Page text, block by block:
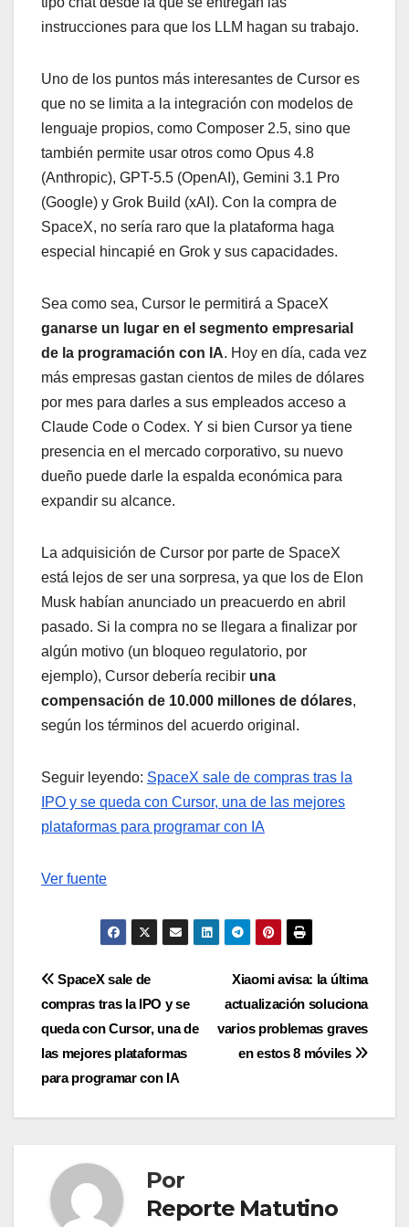
instrucciones para que los LLM hagan su trabajo.
Uno de los puntos más interesantes de Cursor es
que no se limita a la integración con modelos de
lenguaje propios, como Composer 2.5, sino que
también permite usar otros como Opus 4.8
(Anthropic), GPT-5.5 (OpenAI), Gemini 3.1 Pro
(Google) y Grok Build (xAI). Con la compra de
SpaceX, no sería raro que la plataforma haga
especial hincapié en Grok y sus capacidades.
Sea como sea, Cursor le permitirá a SpaceX
ganarse un lugar en el segmento empresarial
de la programación con IA. Hoy en día, cada vez
más empresas gastan cientos de miles de dólares
por mes para darles a sus empleados acceso a
Claude Code o Codex. Y si bien Cursor ya tiene
presencia en el mercado corporativo, su nuevo
dueño puede darle la espalda económica para
expandir su alcance.
La adquisición de Cursor por parte de SpaceX
está lejos de ser una sorpresa, ya que los de Elon
Musk habían anunciado un preacuerdo en abril
pasado. Si la compra no se llegara a finalizar por
algún motivo (un bloqueo regulatorio, por
ejemplo), Cursor debería recibir una
compensación de 10.000 millones de dólares,
según los términos del acuerdo original.
Seguir leyendo: SpaceX sale de compras tras la
IPO y se queda con Cursor, una de las mejores
plataformas para programar con IA
Ver fuente
Navegación
de
entradas
Xiaomi avisa: la última
actualización soluciona
varios problemas graves
en estos 8 móviles
SpaceX sale de
compras tras la IPO y se
queda con Cursor, una de
las mejores plataformas
para programar con IA
Por
Reporte Matutino